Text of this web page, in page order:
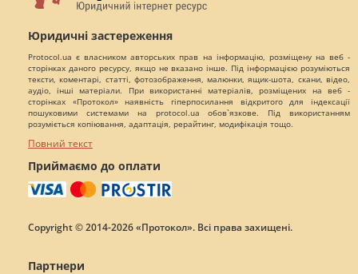
Юридичні застереження
Protocol.ua є власником авторських прав на інформацію, розміщену на веб -
сторінках даного ресурсу, якщо не вказано інше. Під інформацією розуміються
тексти, коментарі, статті, фотозображення, малюнки, ящик-шота, скани, відео,
аудіо, інші матеріали. При використанні матеріалів, розміщених на веб -
сторінках «Протокол» наявність гіперпосилання відкритого для індексації
пошуковими системами на protocol.ua обов`язкове. Під використанням
розуміється копіювання, адаптація, рерайтинг, модифікація тощо.
Повний текст
Приймаємо до оплати
Copyright © 2014-2026 «Протокол». Всі права захищені.
Партнери